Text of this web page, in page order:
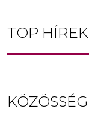
TOP HÍREK
KÖZÖSSÉG